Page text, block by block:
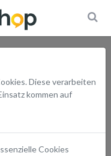
Diese verarbeiten
kommen auf
Cookies